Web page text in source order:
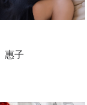
惠子